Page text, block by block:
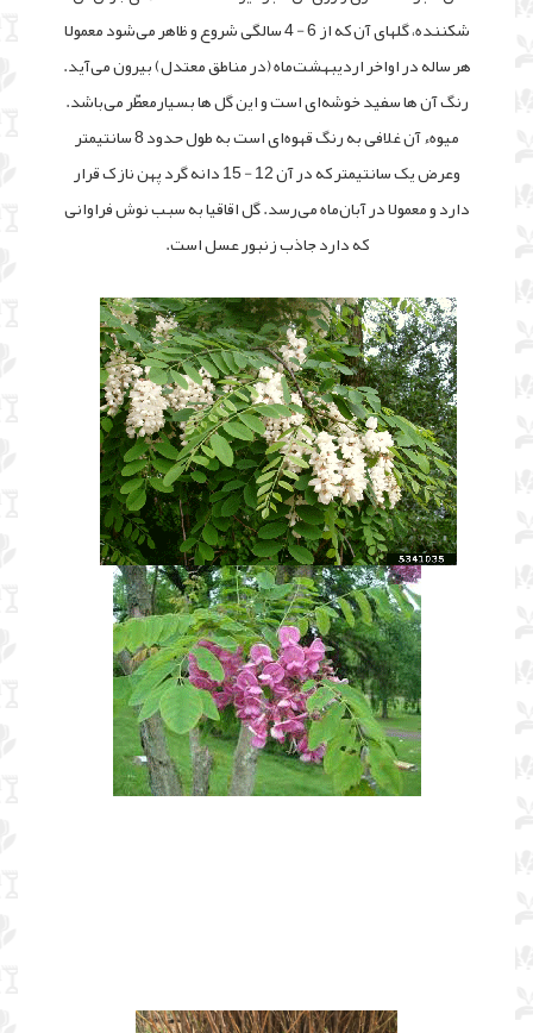
شکننده، گلهاى‌ آن ‌که از 6 - 4 سالگى شروع و ظاهر مى‌شود معمولا
هر ساله در اواخر اردیبهشت‌ماه‌ (در مناطق معتدل) بیرون مى‌آید.
رنگ آن ها سفید خوشه‌اى است و این گل ها بسیارمعطّر مى‌باشد.
میوهء آن غلافى به رنگ قهوه‌اى است به طول حدود 8 سانتیمتر
وعرض یک سانتیمتر که در آن 12 - 15 دانه گرد پهن نازک قرار
دارد و معمولا در آبان‌ماه مى‌رسد. گل اقاقیا به سبب نوش فراوانى
که دارد جاذب زنبور عسل است.